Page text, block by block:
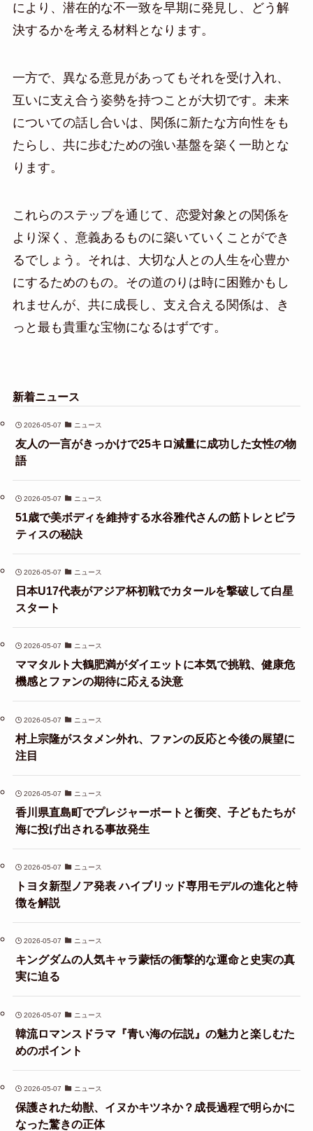
により、潜在的な不一致を早期に発見し、どう解
決するかを考える材料となります。
一方で、異なる意見があってもそれを受け入れ、
互いに支え合う姿勢を持つことが大切です。未来
についての話し合いは、関係に新たな方向性をも
たらし、共に歩むための強い基盤を築く一助とな
ります。
これらのステップを通じて、恋愛対象との関係を
より深く、意義あるものに築いていくことができ
るでしょう。それは、大切な人との人生を心豊か
にするためのもの。その道のりは時に困難かもし
れませんが、共に成長し、支え合える関係は、き
っと最も貴重な宝物になるはずです。
新着ニュース
2026-05-07 ニュース
友人の一言がきっかけで25キロ減量に成功した女性の物
語
2026-05-07 ニュース
51歳で美ボディを維持する水谷雅代さんの筋トレとピラ
ティスの秘訣
2026-05-07 ニュース
日本U17代表がアジア杯初戦でカタールを撃破して白星
スタート
2026-05-07 ニュース
ママタルト大鶴肥満がダイエットに本気で挑戦、健康危
機感とファンの期待に応える決意
2026-05-07 ニュース
村上宗隆がスタメン外れ、ファンの反応と今後の展望に
注目
2026-05-07 ニュース
香川県直島町でプレジャーボートと衝突、子どもたちが
海に投げ出される事故発生
2026-05-07 ニュース
トヨタ新型ノア発表 ハイブリッド専用モデルの進化と特
徴を解説
2026-05-07 ニュース
キングダムの人気キャラ蒙恬の衝撃的な運命と史実の真
実に迫る
2026-05-07 ニュース
韓流ロマンスドラマ『青い海の伝説』の魅力と楽しむた
めのポイント
2026-05-07 ニュース
保護された幼獣、イヌかキツネか？成長過程で明らかに
なった驚きの正体